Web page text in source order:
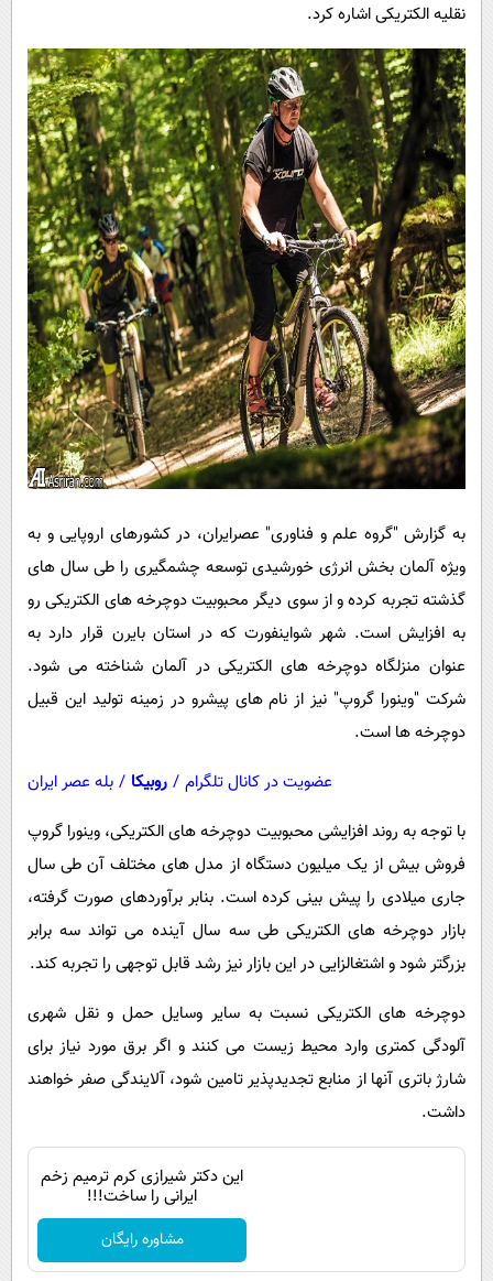
حوادث
محیط زیست
سلامت
فرهنگی
بین الملل
اجتماعی
حیات وحش
سیاست خارجی
دانلود
نقلیه الکتریکی اشاره کرد.
به گزارش "گروه علم و فناوری" عصرایران، در کشورهای اروپایی و به
ویژه آلمان بخش انرژی خورشیدی توسعه چشمگیری را طی سال های
گذشته تجربه کرده و از سوی دیگر محبوبیت دوچرخه های الکتریکی رو
به افزایش است. شهر شواینفورت که در استان بایرن قرار دارد به
عنوان منزلگاه دوچرخه های الکتریکی در آلمان شناخته می شود.
شرکت "وینورا گروپ" نیز از نام های پیشرو در زمینه تولید این قبیل
دوچرخه ها است.
عضویت در کانال تلگرام / روبیکا / بله عصر ایران
با توجه به روند افزایشی محبوبیت دوچرخه های الکتریکی، وینورا گروپ
فروش بیش از یک میلیون دستگاه از مدل های مختلف آن طی سال
جاری میلادی را پیش بینی کرده است. بنابر برآوردهای صورت گرفته،
بازار دوچرخه های الکتریکی طی سه سال آینده می تواند سه برابر
بزرگتر شود و اشتغالزایی در این بازار نیز رشد قابل توجهی را تجربه کند.
دوچرخه های الکتریکی نسبت به سایر وسایل حمل و نقل شهری
آلودگی کمتری وارد محیط زیست می کنند و اگر برق مورد نیاز برای
شارژ باتری آنها از منابع تجدیدپذیر تامین شود، آلایندگی صفر خواهند
داشت.
این دکتر شیرازی کرم ترمیم زخم
ایرانی را ساخت!!!
مشاوره رایگان